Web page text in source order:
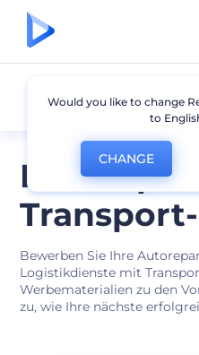
Frei
Bewerben Sie Ihre
Logistikdienste mit
Werbematerialien zu den
zu, wie Ihre nächste
Transport Mockup
Would you like to change
to
CHANGE